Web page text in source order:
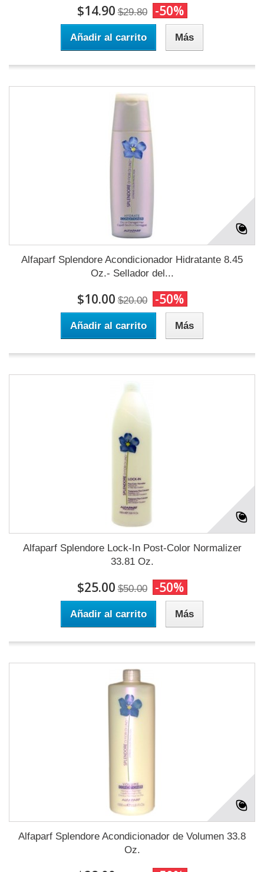
$14.90 $29.80 -50%
Añadir al carrito Más
Alfaparf Splendore Acondicionador Hidratante 8.45
Oz.- Sellador del...
$10.00 $20.00 -50%
Añadir al carrito Más
Alfaparf Splendore Lock-In Post-Color Normalizer
33.81 Oz.
$25.00 $50.00 -50%
Añadir al carrito Más
Alfaparf Splendore Acondicionador de Volumen 33.8
Oz.